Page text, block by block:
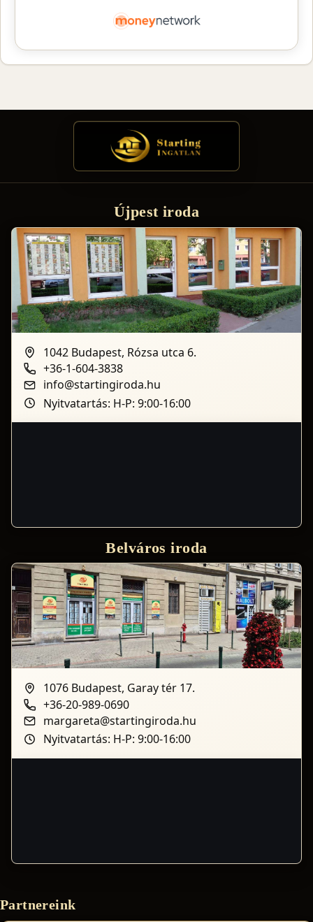
Újpest iroda
1042 Budapest, Rózsa utca 6.
+36-1-604-3838
info@startingiroda.hu
Nyitvatartás: H-P: 9:00-16:00
Belváros iroda
1076 Budapest, Garay tér 17.
+36-20-989-0690
margareta@startingiroda.hu
Nyitvatartás: H-P: 9:00-16:00
Partnereink